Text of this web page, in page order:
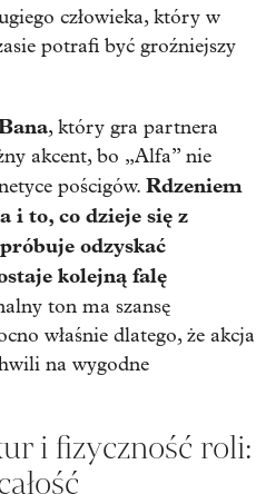
człowieka, który w
potrafi być groźniejszy
, który gra partnera
akcent, bo „Alfa” nie
pościgów. Rdzeniem
i to, co dzieje się z
odzyskać
kolejną falę
ton ma szansę
właśnie dlatego, że akcja
na wygodne
i fizyczność roli: